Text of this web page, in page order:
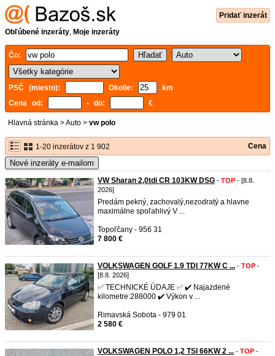
Pridať inzerát
Obľúbené inzeráty, Moje inzeráty
Čo:
PSČ (miesto): Okolie:
km
Cena od:
- do: €
Hlavná stránka >Auto > vw polo
1-20 inzerátov z 1 902 Cena
Nové inzeráty e-mailom
VW Sharan 2,0tdi CR 103KW DSG - TOP - [8.8.
2026]
Predám pekný, zachovalý,nezodratý a hlavne
maximálne spoľahlivý V ...
Topoľčany - 956 31
7 800 €
VOLKSWAGEN GOLF 1.9 TDI 77KW C ... - TOP -
[8.8. 2026]
✅ TECHNICKÉ ÚDAJE ✅ ✔️ Najazdené
kilometre:288000 ✔️ Výkon v ...
Rimavská Sobota - 979 01
2 580 €
VOLKSWAGEN POLO 1,2 TSI 66KW 2 ... - TOP -